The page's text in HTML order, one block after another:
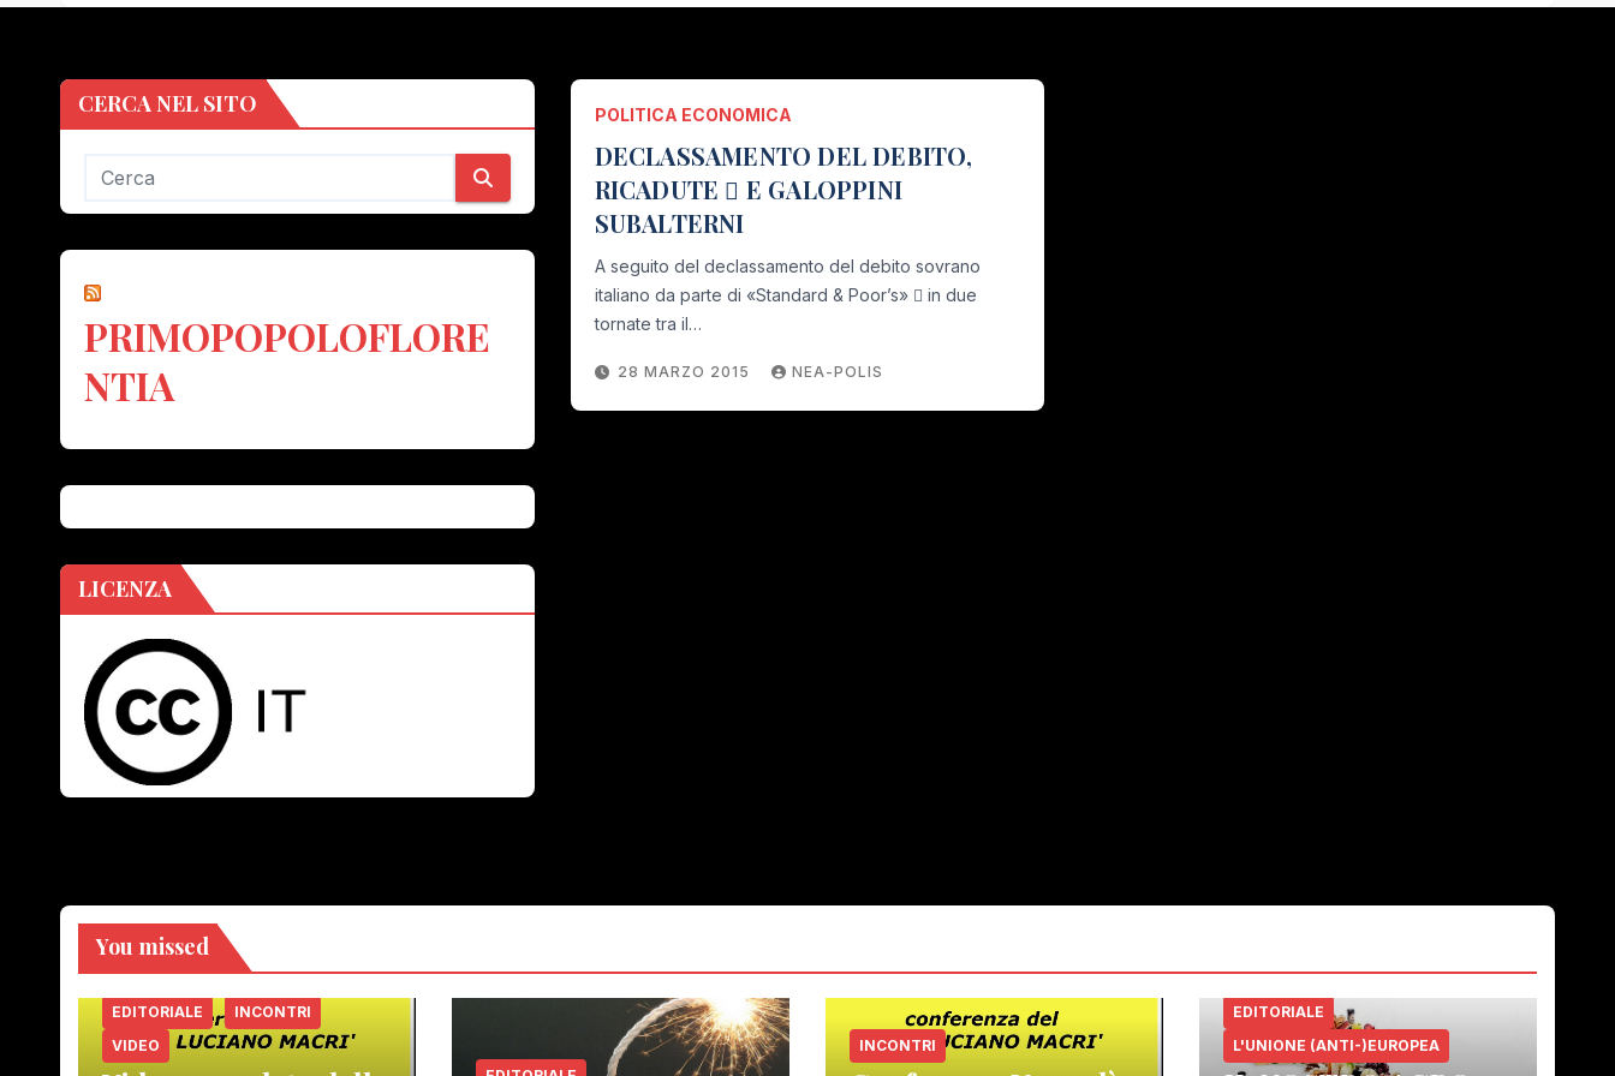
CERCA NEL SITO
PRIMOPOPOLOFLORE
NTIA
LICENZA
POLITICA ECONOMICA
DECLASSAMENTO DEL DEBITO,
RICADUTE  E GALOPPINI
SUBALTERNI
A seguito del declassamento del debito sovrano
italiano da parte di «Standard & Poor’s»  in due
tornate tra il…
28 MARZO 2015 NEA-POLIS
You missed
EDITORIALE
INCONTRI
VIDEO
INCONTRI
EDITORIALE
L'UNIONE (ANTI-)EUROPEA